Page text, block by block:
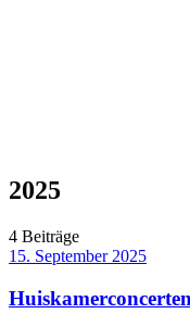
2025
4 Beiträge
15. September 2025